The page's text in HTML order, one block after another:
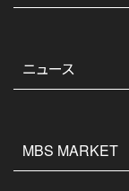
ニュース
MBS MARKET